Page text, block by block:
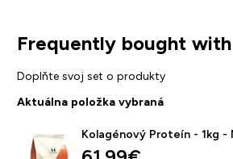
Frequently bought with
Doplňte svoj set o produkty
Aktuálna položka vybraná
Kolagénový Proteín - 1kg -